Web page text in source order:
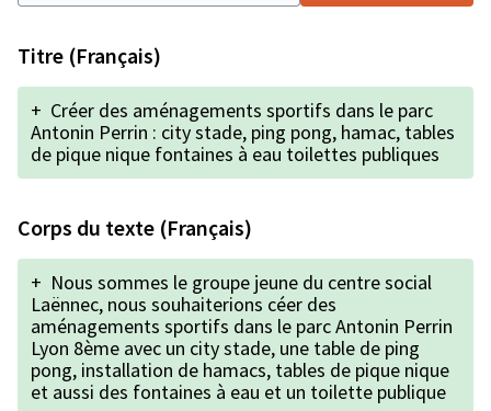
Titre (Français)
+ Créer des aménagements sportifs dans le parc
Antonin Perrin : city stade, ping pong, hamac, tables
de pique nique fontaines à eau toilettes publiques
Corps du texte (Français)
+ Nous sommes le groupe jeune du centre social
Laënnec, nous souhaiterions céer des
aménagements sportifs dans le parc Antonin Perrin
Lyon 8ème avec un city stade, une table de ping
pong, installation de hamacs, tables de pique nique
et aussi des fontaines à eau et un toilette publique